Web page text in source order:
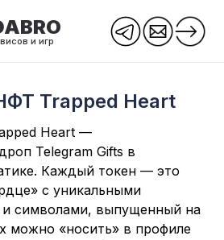
и игр
Trapped Heart
Heart —
Telegram Gifts в
Каждый токен — это
с уникальными
символами, выпущенный на
можно «носить» в профиле